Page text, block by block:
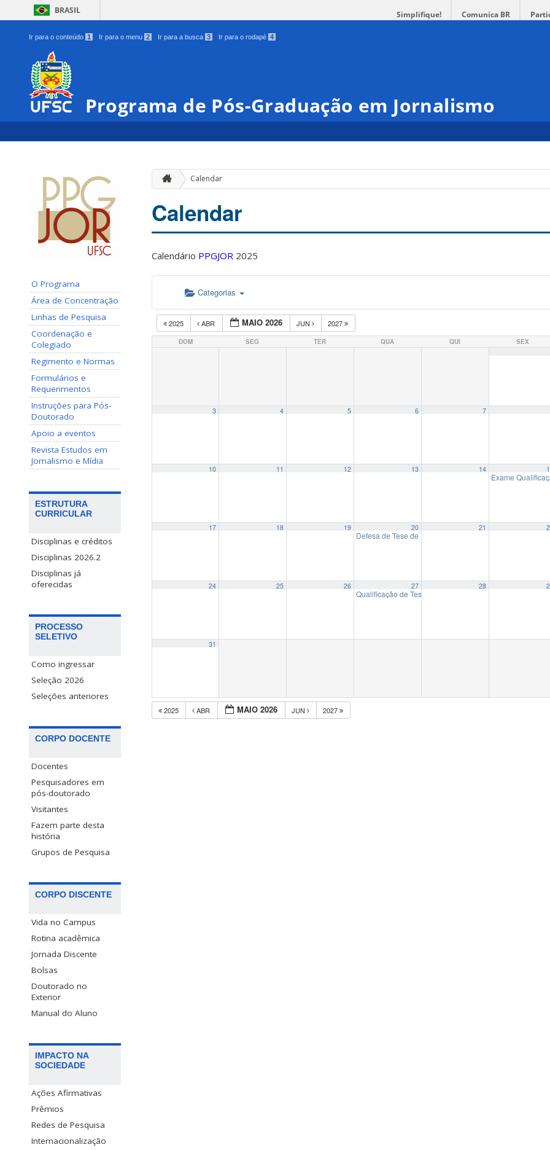
BRASIL Simplifique! Comunica BR
Ir para o conteúdo 1 Ir para o menu 2 Ir para a busca 3 Ir para o rodapé 4
Programa de Pós-Graduação em Jornalismo
O Programa
Área de Concentração
Linhas de Pesquisa
Coordenação e
Colegiado
Regimento e Normas
Formulários e
Requerimentos
Instruções para Pós-
Doutorado
Apoio a eventos
Revista Estudos em
Jornalismo e Mídia
ESTRUTURA
CURRICULAR
Disciplinas e créditos
Disciplinas 2026.2
Disciplinas já
oferecidas
PROCESSO
SELETIVO
Como ingressar
Seleção 2026
Seleções anteriores
CORPO DOCENTE
Docentes
Pesquisadores em
pós-doutorado
Visitantes
Fazem parte desta
história
Grupos de Pesquisa
CORPO DISCENTE
Vida no Campus
Rotina acadêmica
Jornada Discente
Bolsas
Doutorado no
Exterior
Manual do Aluno
IMPACTO NA
SOCIEDADE
Ações Afirmativas
Prêmios
Redes de Pesquisa
Internacionalização
Calendar
Calendar
Calendário PPGJOR 2025
Categorias
2025 ABR MAIO 2026 JUN 2027
DOM SEG TER QUA QUI SEX
3 4 5 6 7
10 11 12 13 14
Exame
17 18 19 20
Defesa de Tese de Doutorado – Márcio Barbosa Norberto
21
24 25 26 27
Qualificação de Tese Gessiela Nascimento da Silva
28
31
2025 ABR MAIO 2026 JUN 2027